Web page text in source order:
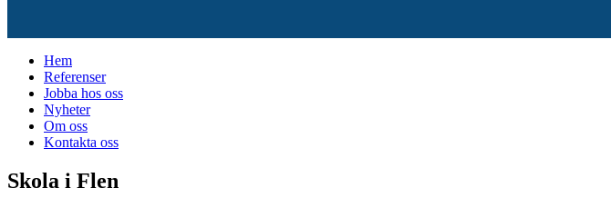
Hem
Referenser
Jobba hos oss
Nyheter
Om oss
Kontakta oss
Skola i Flen